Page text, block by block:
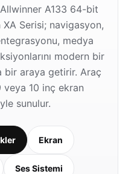
A133 64-bit
Serisi; navigasyon,
medya
modern bir
bir araya getirir. Araç
10 inç ekran
sunulur.
Ekran
Ses Sistemi